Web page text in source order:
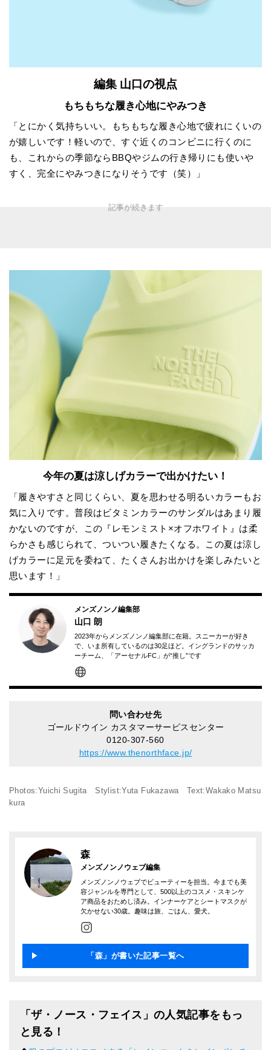
編集 山口の視点
もちもちな履き心地にやみつき
「とにかく気持ちいい。もちもちな履き心地で疲れにくいの
が嬉しいです！軽いので、すぐ近くのコンビニに行くのに
も、これからの季節ならBBQやジムの行き帰りにも使いや
すく、完全にやみつきになりそうです（笑）」
今年の夏は涼しげカラーで出かけたい！
「履きやすさと同じくらい、夏を思わせる明るいカラーもお
気に入りです。普段はビタミンカラーのサンダルはあまり履
かないのですが、この『レモンミスト×オフホワイト』は柔
らかさも感じられて、ついつい履きたくなる。この夏は涼し
げカラーに足元を委ねて、たくさんお出かけを楽しみたいと
思います！」
メンズノンノ編集部
山口 朗
2023年からメンズノンノ編集部に在籍。スニーカーが好き
で、いま所有しているのは30足ほど。イングランドのサッカ
ーチーム、「アーセナルFC」が“推し”です
問い合わせ先
ゴールドウイン カスタマーサービスセンター
0120-307-560
https://www.thenorthface.jp/
Photos:Yuichi Sugita Stylist:Yuta Fukazawa Text:Wakako Matsu
kura
森
メンズノンノウェブ編集
メンズノンノウェブでビューティーを担当。今までも美
容ジャンルを専門として、500以上のコスメ・スキンケ
ア商品をおためし済み。インナーケアとシートマスクが
欠かせない30歳。趣味は旅、ごはん、愛犬。
「森」が書いた記事一覧へ
「ザ・ノース・フェイス」の人気記事をもっ
と見る！